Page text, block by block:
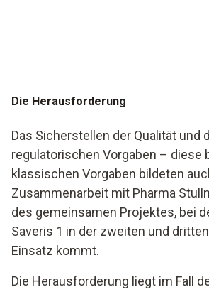
Die Herausforderung
Das Sicherstellen der Qualität und
regulatorischen Vorgaben – diese
klassischen Vorgaben bildeten
Zusammenarbeit mit Pharma
des gemeinsamen Projektes, bei
Saveris 1 in der zweiten und
Einsatz kommt.
Die Herausforderung liegt im Fall